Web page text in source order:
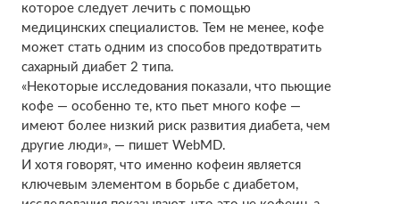
которое следует лечить с помощью
медицинских специалистов. Тем не менее, кофе
может стать одним из способов предотвратить
сахарный диабет 2 типа.
«Некоторые исследования показали, что пьющие
кофе — особенно те, кто пьет много кофе —
имеют более низкий риск развития диабета, чем
другие люди», — пишет WebMD.
И хотя говорят, что именно кофеин является
ключевым элементом в борьбе с диабетом,